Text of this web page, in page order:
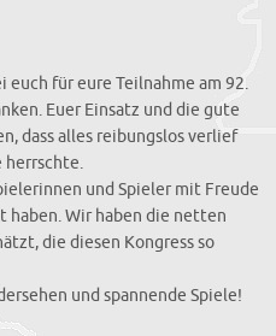
für eure Teilnahme am 92.
Euer Einsatz und die gute
dass alles reibungslos verlief
herrschte.
und Spieler mit Freude
haben. Wir haben die netten
die diesen Kongress so
und spannende Spiele!